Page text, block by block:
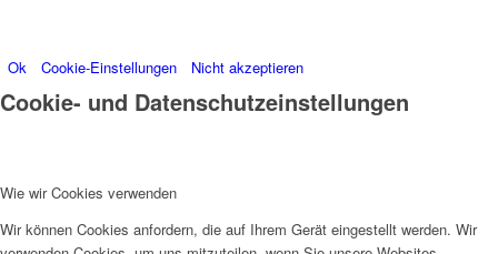
Ok Cookie-Einstellungen Nicht akzeptieren
Cookie- und Datenschutzeinstellungen
Wie wir Cookies verwenden
Wir können Cookies anfordern, die auf Ihrem Gerät eingestellt werden. Wir